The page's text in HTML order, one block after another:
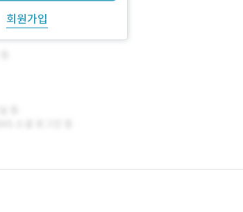
회원가입